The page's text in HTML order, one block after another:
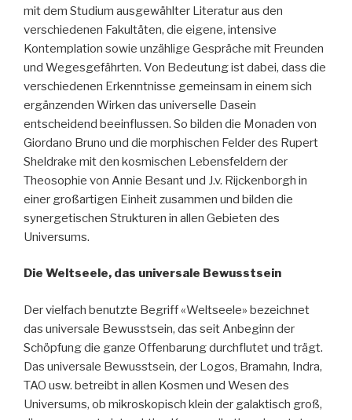
mit dem Studium ausgewählter Literatur aus den
verschiedenen Fakultäten, die eigene, intensive
Kontemplation sowie unzählige Gespräche mit Freunden
und Wegesgefährten. Von Bedeutung ist dabei, dass die
verschiedenen Erkenntnisse gemeinsam in einem sich
ergänzenden Wirken das universelle Dasein
entscheidend beeinflussen. So bilden die Monaden von
Giordano Bruno und die morphischen Felder des Rupert
Sheldrake mit den kosmischen Lebensfeldern der
Theosophie von Annie Besant und J.v. Rijckenborgh in
einer großartigen Einheit zusammen und bilden die
synergetischen Strukturen in allen Gebieten des
Universums.
Die Weltseele, das universale Bewusstsein
Der vielfach benutzte Begriff «Weltseele» bezeichnet
das universale Bewusstsein, das seit Anbeginn der
Schöpfung die ganze Offenbarung durchflutet und trägt.
Das universale Bewusstsein, der Logos, Bramahn, Indra,
TAO usw. betreibt in allen Kosmen und Wesen des
Universums, ob mikroskopisch klein der galaktisch groß,